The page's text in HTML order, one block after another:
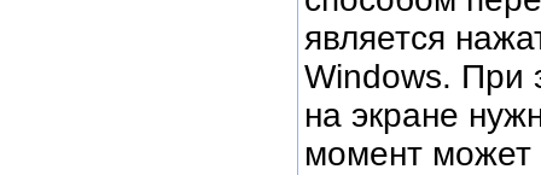
является
Windows. При
на экране
момент может